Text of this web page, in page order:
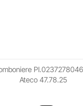
Ateco 47.78.25